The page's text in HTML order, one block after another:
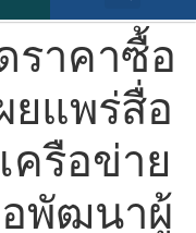
ราคาซื้อ
แพร่สื่อ
ครือข่าย
พัฒนาผู้